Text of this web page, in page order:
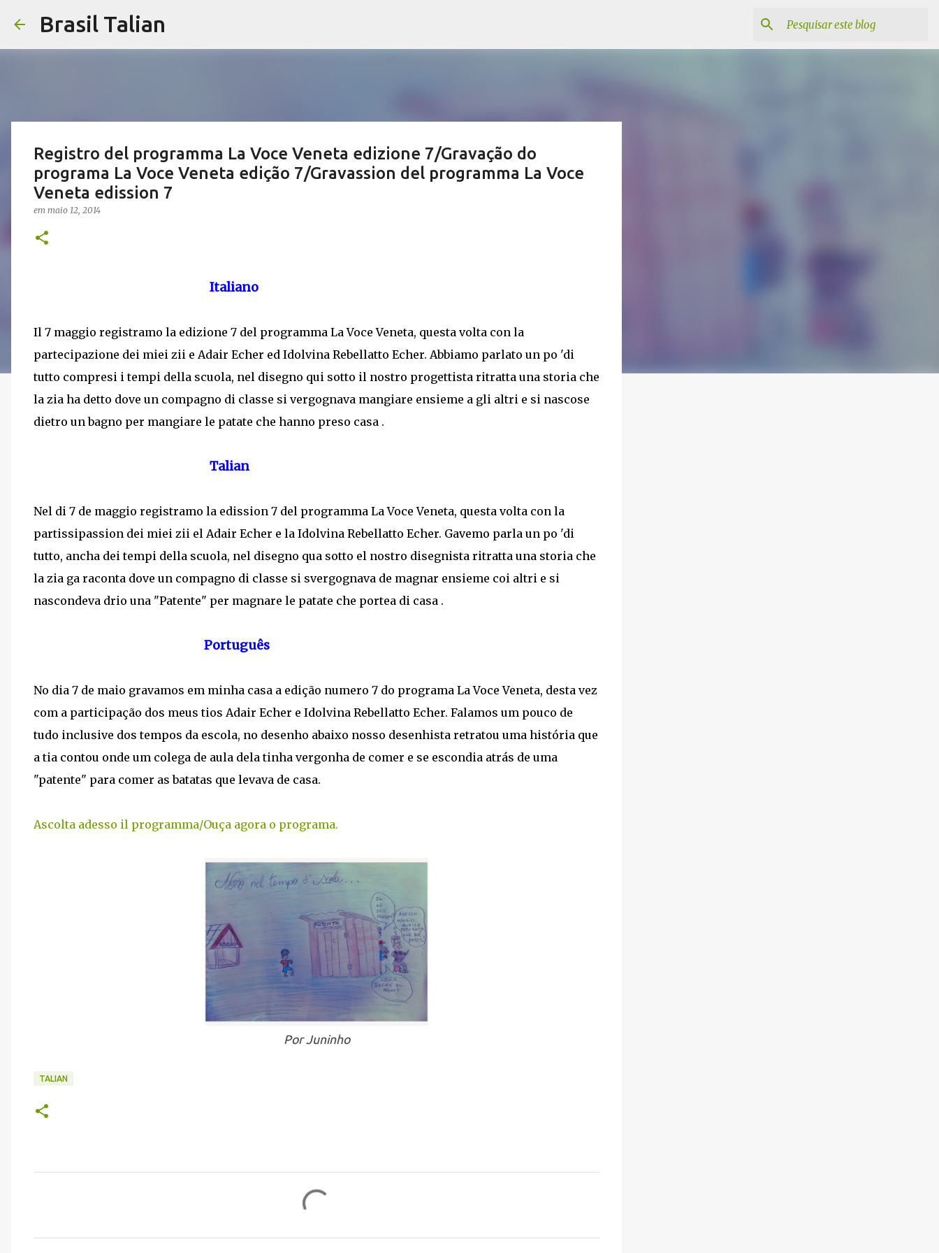
Brasil Talian
Registro del programma La Voce Veneta edizione 7/Gravação do
programa La Voce Veneta edição 7/Gravassion del programma La Voce
Veneta edission 7
em maio 12, 2014
Italiano
Il 7 maggio registramo la edizione 7 del programma La Voce Veneta, questa volta con la
partecipazione dei miei zii e Adair Echer ed Idolvina Rebellatto Echer. Abbiamo parlato un po 'di
tutto compresi i tempi della scuola, nel disegno qui sotto il nostro progettista ritratta una storia che
la zia ha detto dove un compagno di classe si vergognava mangiare ensieme a gli altri e si nascose
dietro un bagno per mangiare le patate che hanno preso casa .
Talian
Nel di 7 de maggio registramo la edission 7 del programma La Voce Veneta, questa volta con la
partissipassion dei miei zii el Adair Echer e la Idolvina Rebellatto Echer. Gavemo parla un po 'di
tutto, ancha dei tempi della scuola, nel disegno qua sotto el nostro disegnista ritratta una storia che
la zia ga raconta dove un compagno di classe si svergognava de magnar ensieme coi altri e si
nascondeva drio una "Patente" per magnare le patate che portea di casa .
Português
No dia 7 de maio gravamos em minha casa a edição numero 7 do programa La Voce Veneta, desta vez
com a participação dos meus tios Adair Echer e Idolvina Rebellatto Echer. Falamos um pouco de
tudo inclusive dos tempos da escola, no desenho abaixo nosso desenhista retratou uma história que
a tia contou onde um colega de aula dela tinha vergonha de comer e se escondia atrás de uma
"patente" para comer as batatas que levava de casa.
Ascolta adesso il programma/Ouça agora o programa.
Por Juninho
TALIAN